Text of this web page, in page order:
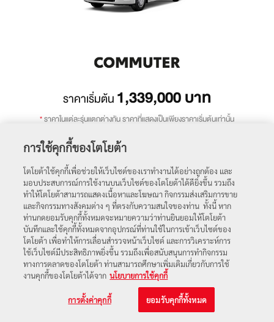
ราคาเริ่มต้น 1,339,000บาท
*ราคาในแต่ละรุ่นแตกต่างกัน ราคาที่แสดงเป็นเพียงราคาเริ่มต้นเท่านั้น
ถัดไป
โปรโมชัน ตารางราคา
การใช้คุกกี้ของโตโยต้า
โตโยต้าใช้คุกกี้เพื่อช่วยให้เว็บไซต์ของเราทำงานได้อย่างถูกต้อง และ
มอบประสบการณ์การใช้งานบนเว็บไซต์ของโตโยต้าได้ดียิ่งขึ้น รวมถึง
ทำให้โตโยต้าสามารถแสดงเนื้อหาและโฆษณา กิจกรรมส่งเสริมการขาย
และกิจกรรมทางสังคมต่าง ๆ ที่ตรงกับความสนใจของท่าน ทั้งนี้ หาก
ท่านกดยอมรับคุกกี้ทั้งหมดจะหมายความว่าท่านยินยอมให้โตโยต้า
บันทึกและใช้คุกกี้ทั้งหมดจากอุปกรณ์ที่ท่านใช้ในการเข้าเว็บไซต์ของ
โตโยต้า เพื่อทำให้การเลื่อนสำรวจหน้าเว็บไซต์ และการวิเคราะห์การ
ใช้เว็บไซต์มีประสิทธิภาพยิ่งขึ้น รวมถึงเพื่อสนับสนุนการทำกิจกรรม
ทางการตลาดของโตโยต้า ท่านสามารถศึกษาเพิ่มเติมเกี่ยวกับการใช้
งานคุกกี้ของโตโยต้าได้จาก นโยบายการใช้คุกกี้
การตั้งค่าคุกกี้ ยอมรับคุกกี้ทั้งหมด